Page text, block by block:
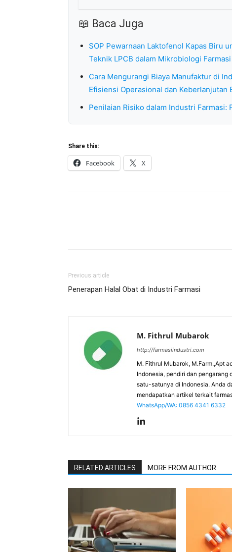
📖 Baca Juga
SOP Pewarnaan Laktofenol Kapas Biru
Teknik LPCB dalam Mikrobiologi Farmasi
Cara Mengurangi Biaya Manufaktur di
Efisiensi Operasional dan Keberlanjutan
Penilaian Risiko dalam Industri Farmasi:
Share this:
Facebook X
Previous article
Penerapan Halal Obat di Industri Farmasi
M. Fithrul Mubarok
http://farmasiindustri.com
M. Fithrul Mubarok, M.Farm.,Apt
Indonesia, pendiri dan pengarang
satu-satunya di Indonesia. Anda
mendapatkan artikel terkait
WhatsApp/WA: 0856 4341 6332
RELATED ARTICLES MORE FROM AUTHOR